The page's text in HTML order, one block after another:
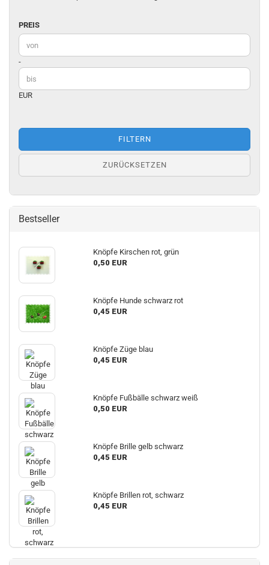
PREIS
PREIS
Preis bis
-
EUR
FILTERN
ZURÜCKSETZEN
Bestseller
Knöpfe Kirschen rot, grün
0,50 EUR
Knöpfe Hunde schwarz rot
0,45 EUR
Knöpfe Züge blau
0,45 EUR
Knöpfe Fußbälle schwarz weiß
0,50 EUR
Knöpfe Brille gelb schwarz
0,45 EUR
Knöpfe Brillen rot, schwarz
0,45 EUR